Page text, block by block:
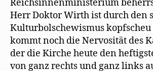
Reichsinnenministerium
Herr Doktor Wirth ist durch den
Kulturbolschewismus kopfscheu
kommt noch die Nervosität des
der die Kirche heute den
von ganz rechts und ganz links